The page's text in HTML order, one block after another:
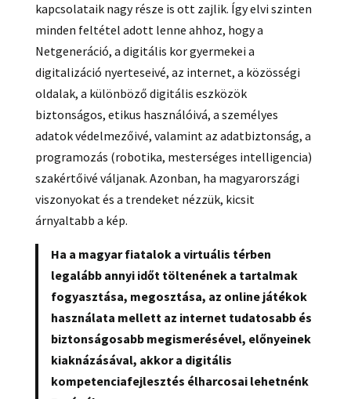
kapcsolataik nagy része is ott zajlik. Így elvi szinten
minden feltétel adott lenne ahhoz, hogy a
Netgeneráció, a digitális kor gyermekei a
digitalizáció nyerteseivé, az internet, a közösségi
oldalak, a különböző digitális eszközök
biztonságos, etikus használóivá, a személyes
adatok védelmezőivé, valamint az adatbiztonság, a
programozás (robotika, mesterséges intelligencia)
szakértőivé váljanak. Azonban, ha magyarországi
viszonyokat és a trendeket nézzük, kicsit
árnyaltabb a kép.
Ha a magyar fiatalok a virtuális térben
legalább annyi időt töltenének a tartalmak
fogyasztása, megosztása, az online játékok
használata mellett az internet tudatosabb és
biztonságosabb megismerésével, előnyeinek
kiaknázásával, akkor a digitális
kompetenciafejlesztés élharcosai lehetnénk